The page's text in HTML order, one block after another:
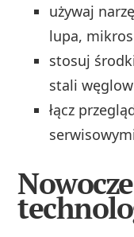
używaj
lupa,
stosuj
stali
łącz